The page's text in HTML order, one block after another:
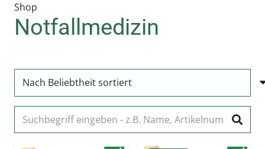
Shop
Notfallmedizin